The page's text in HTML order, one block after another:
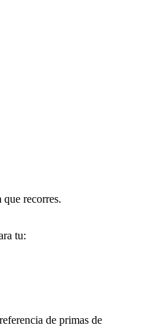
recorres.
tu:
de primas de